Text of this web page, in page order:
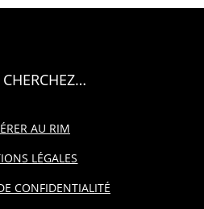
AU RIM
LÉGALES
CONFIDENTIALITÉ